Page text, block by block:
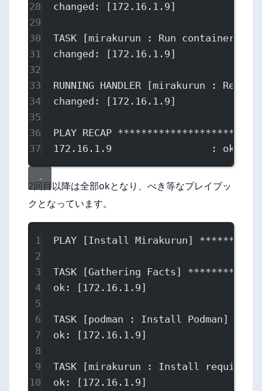
28
changed: [172.16.1.9]
29
30
TASK [mirakurun : Run
31
changed: [172.16.1.9]
32
33
RUNNING HANDLER [mirakurun
34
changed: [172.16.1.9]
35
36
PLAY RECAP
37
172.16.1.9                 : ok=11
2回目以降は全部okとなり、べき等なプレイブッ
クとなっています。
1
PLAY [Install Mirakurun]
2
3
TASK [Gathering Facts]
4
ok: [172.16.1.9]
5
6
TASK [podman : Install
7
ok: [172.16.1.9]
8
9
TASK [mirakurun : Install
10
ok: [172.16.1.9]